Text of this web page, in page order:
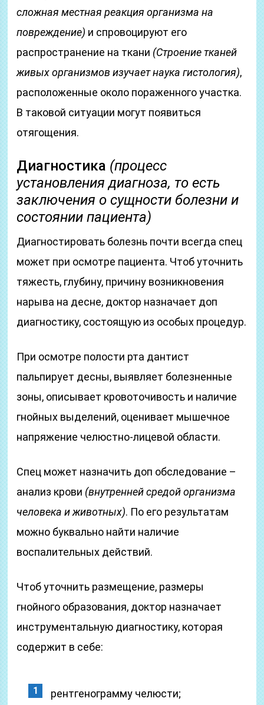
сложная местная реакция организма на
повреждение) и спровоцируют его
распространение на ткани (Строение тканей
живых организмов изучает наука гистология),
расположенные около пораженного участка.
В таковой ситуации могут появиться
отягощения.
Диагностика (процесс
установления диагноза, то есть
заключения о сущности болезни и
состоянии пациента)
Диагностировать болезнь почти всегда спец
может при осмотре пациента. Чтоб уточнить
тяжесть, глубину, причину возникновения
нарыва на десне, доктор назначает доп
диагностику, состоящую из особых процедур.
При осмотре полости рта дантист
пальпирует десны, выявляет болезненные
зоны, описывает кровоточивость и наличие
гнойных выделений, оценивает мышечное
напряжение челюстно-лицевой области.
Спец может назначить доп обследование –
анализ крови (внутренней средой организма
человека и животных). По его результатам
можно буквально найти наличие
воспалительных действий.
Чтоб уточнить размещение, размеры
гнойного образования, доктор назначает
инструментальную диагностику, которая
содержит в себе:
рентгенограмму челюсти;